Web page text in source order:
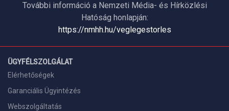
További információ a Nemzeti Média- és Hírközlési
Hatóság honlapján:
https://nmhh.hu/veglegestorles
ÜGYFÉLSZOLGÁLAT
Elérhetőségek
Garanciális Ügyintézés
Webszolgáltatás